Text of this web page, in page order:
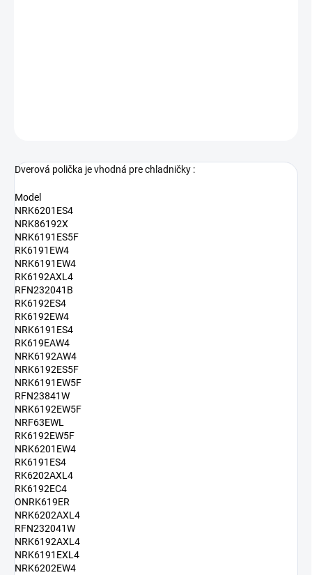
Dverová polička je vhodná pre chladničky :
Model
NRK6201ES4
NRK86192X
NRK6191ES5F
RK6191EW4
NRK6191EW4
RK6192AXL4
RFN232041B
RK6192ES4
RK6192EW4
NRK6191ES4
RK619EAW4
NRK6192AW4
NRK6192ES5F
NRK6191EW5F
RFN23841W
NRK6192EW5F
NRF63EWL
RK6192EW5F
NRK6201EW4
RK6191ES4
RK6202AXL4
RK6192EC4
ONRK619ER
NRK6202AXL4
RFN232041W
NRK6192AXL4
NRK6191EXL4
NRK6202EW4